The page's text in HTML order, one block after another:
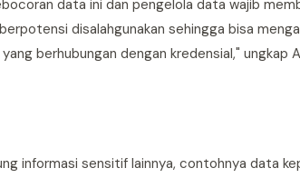
data ini dan pengelola data wajib
disalahgunakan sehingga bisa
berhubungan dengan kredensial," ungkap
informasi sensitif lainnya, contohnya data